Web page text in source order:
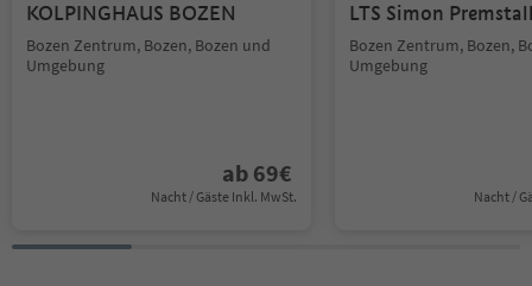
KOLPINGHAUS BOZEN
Bozen Zentrum, Bozen, Bozen und
Umgebung
ab 69€
Nacht / Gäste Inkl. MwSt.
LTS Simon
Bozen Zentrum, Bozen,
Umgebung
Nacht /